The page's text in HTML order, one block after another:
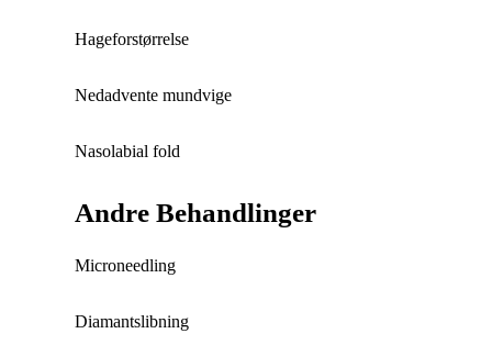
Hageforstørrelse
Nedadvente mundvige
Nasolabial fold
Andre Behandlinger
Microneedling
Diamantslibning